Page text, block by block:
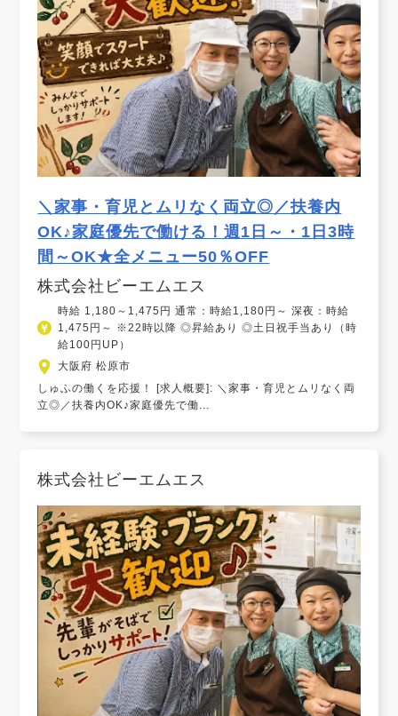
＼家事・育児とムリなく両立◎／扶養内
OK♪家庭優先で働ける！週1日～・1日3時
間～OK★全メニュー50％OFF
株式会社ビーエムエス
時給 1,180～1,475円 通常：時給1,180円～ 深夜：時給
1,475円～ ※22時以降 ◎昇給あり ◎土日祝手当あり（時
給100円UP）
大阪府 松原市
しゅふの働くを応援！ [求人概要]: ＼家事・育児とムリなく両
立◎／扶養内OK♪家庭優先で働...
株式会社ビーエムエス